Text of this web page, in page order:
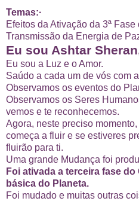
Temas:·
Efeitos da Ativação da 3ª
Transmissão da Energia de
Eu sou Ashtar
Eu sou a Luz e o Amor.
Saúdo a cada um de vós com
Observamos os eventos do
Observamos os Seres
vemos e te reconhecemos.
Agora, neste preciso
começa a fluir e se estiveres
fluirão para ti.
Uma grande Mudança foi
Foi ativada a terceira fase
básica do Planeta.
Foi mudado e muitas outras